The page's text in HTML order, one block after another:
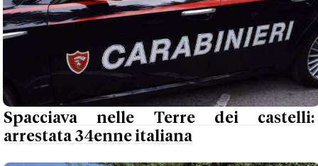
Spacciava nelle Terre dei castelli:
arrestata 34enne italiana